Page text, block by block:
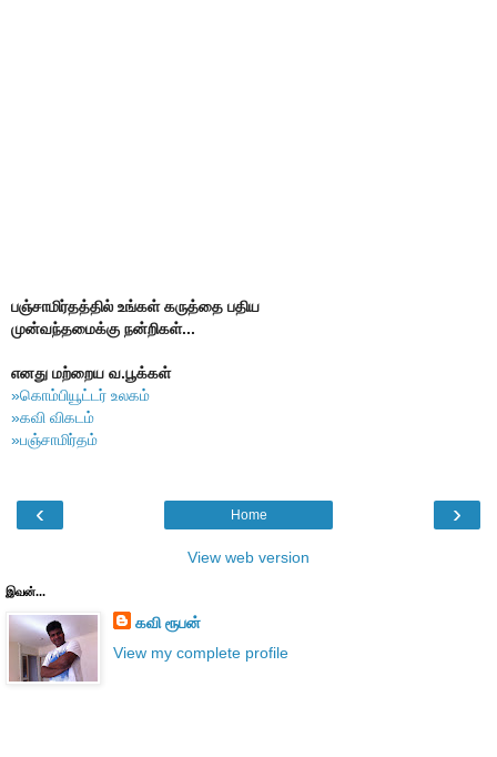
பஞ்சாமிர்தத்தில் உங்கள் கருத்தை பதிய
முன்வந்தமைக்கு நன்றிகள்...
எனது மற்றைய வ.பூக்கள்
»கொம்பியூட்டர் உலகம்
»கவி விகடம்
»பஞ்சாமிர்தம்
‹ ›
Home
View web version
இவன்...
கவி ரூபன்
View my complete profile